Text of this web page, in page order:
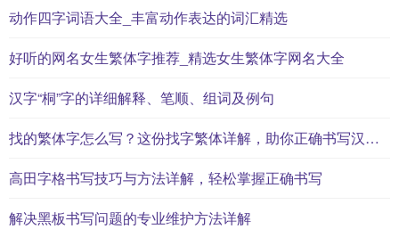
动作四字词语大全_丰富动作表达的词汇精选
好听的网名女生繁体字推荐_精选女生繁体字网名大全
汉字“桐”字的详细解释、笔顺、组词及例句
找的繁体字怎么写？这份找字繁体详解，助你正确书写汉字_汉字繁体学习
高田字格书写技巧与方法详解，轻松掌握正确书写
解决黑板书写问题的专业维护方法详解